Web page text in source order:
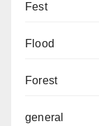
Fest
Flood
Forest
general